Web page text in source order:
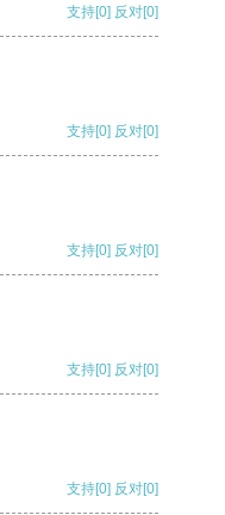
支持[0] 反对[0]
支持[0] 反对[0]
支持[0] 反对[0]
支持[0] 反对[0]
支持[0] 反对[0]